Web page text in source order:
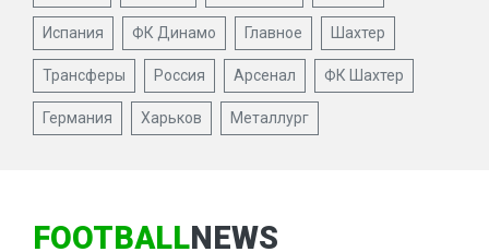
Испания ФК Динамо Главное Шахтер
Трансферы Россия Арсенал ФК Шахтер
Германия Харьков Металлург
FOOTBALLNEWS